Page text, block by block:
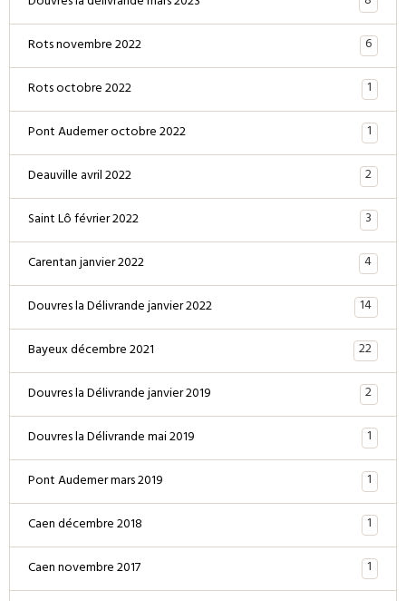
Rots novembre 2022
6
Rots octobre 2022
1
Pont Audemer octobre 2022
1
Deauville avril 2022
2
Saint Lô février 2022
3
Carentan janvier 2022
4
Douvres la Délivrande janvier 2022
14
Bayeux décembre 2021
22
Douvres la Délivrande janvier 2019
2
Douvres la Délivrande mai 2019
1
Pont Audemer mars 2019
1
Caen décembre 2018
1
Caen novembre 2017
1